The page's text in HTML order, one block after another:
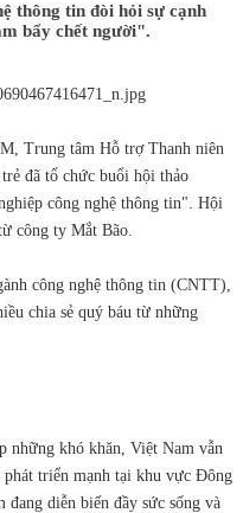
thông tin đòi hỏi sự cạnh
bẩy chết người".
Trung tâm Hỗ trợ Thanh niên
đã tổ chức buổi hội thảo
công nghệ thông tin". Hội
công ty Mắt Bão.
công nghệ thông tin (CNTT),
chia sẻ quý báu từ những
những khó khăn, Việt Nam vẫn
triển mạnh tại khu vực Đông
diễn biến đầy sức sống và